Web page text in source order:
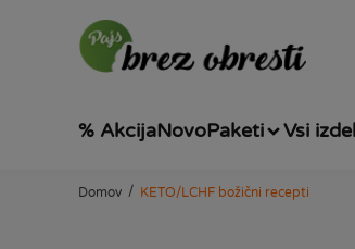
% AkcijaNovoPaketi Vsi
Domov / KETO/LCHF božični recepti